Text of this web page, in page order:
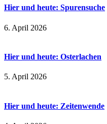
Hier und heute: Spurensuche
6. April 2026
Hier und heute: Osterlachen
5. April 2026
Hier und heute: Zeitenwende